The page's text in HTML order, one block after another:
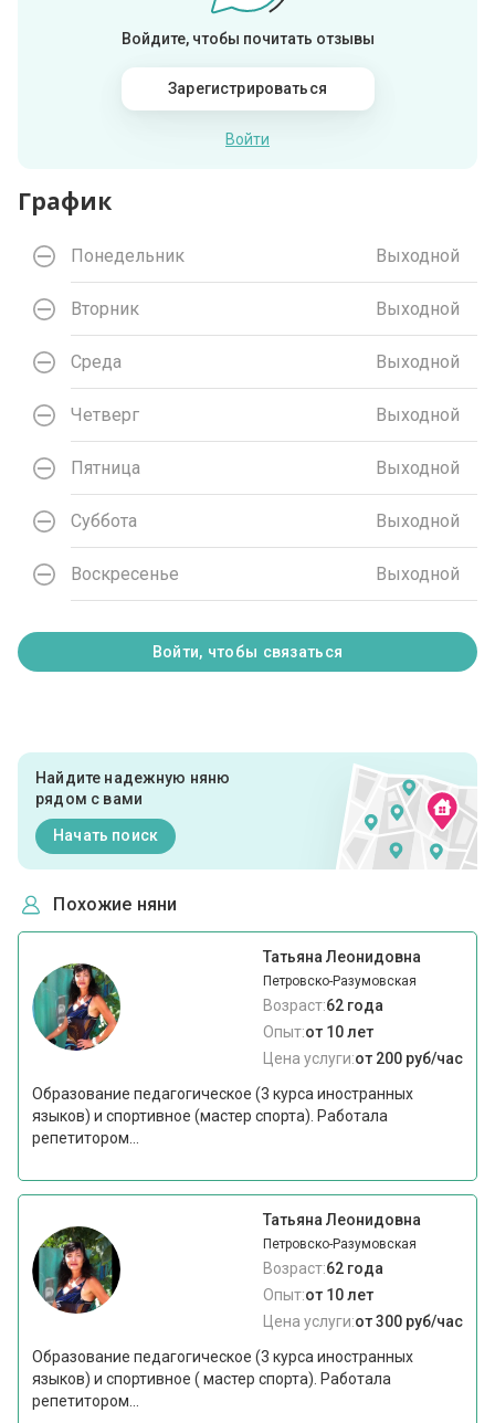
Войдите, чтобы почитать отзывы
Зарегистрироваться
Войти
График
Понедельник Выходной
Вторник Выходной
Среда Выходной
Четверг Выходной
Пятница Выходной
Суббота Выходной
Воскресенье Выходной
Войти, чтобы связаться
Найдите надежную няню
рядом с вами
Начать поиск
Похожие няни
Татьяна Леонидовна
Петровско-Разумовская
Возраст:62 года
Опыт:от 10 лет
Цена услуги:от 200 руб/час
Образование педагогическое (3 курса иностранных
языков) и спортивное (мастер спорта). Работала
репетитором...
Татьяна Леонидовна
Петровско-Разумовская
Возраст:62 года
Опыт:от 10 лет
Цена услуги:от 300 руб/час
Образование педагогическое (3 курса иностранных
языков) и спортивное ( мастер спорта). Работала
репетитором...